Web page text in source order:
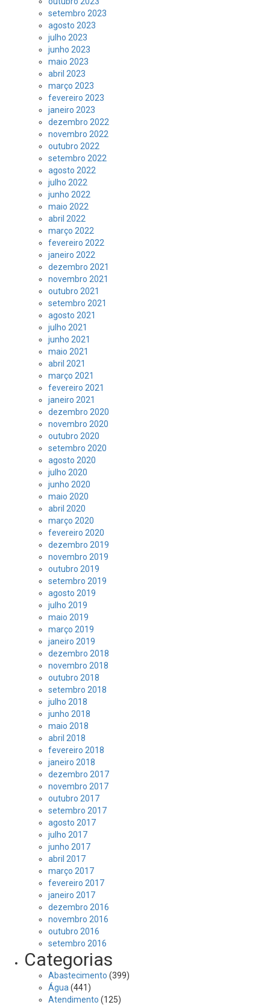
setembro 2023
agosto 2023
julho 2023
junho 2023
maio 2023
abril 2023
março 2023
fevereiro 2023
janeiro 2023
dezembro 2022
novembro 2022
outubro 2022
setembro 2022
agosto 2022
julho 2022
junho 2022
maio 2022
abril 2022
março 2022
fevereiro 2022
janeiro 2022
dezembro 2021
novembro 2021
outubro 2021
setembro 2021
agosto 2021
julho 2021
junho 2021
maio 2021
abril 2021
março 2021
fevereiro 2021
janeiro 2021
dezembro 2020
novembro 2020
outubro 2020
setembro 2020
agosto 2020
julho 2020
junho 2020
maio 2020
abril 2020
março 2020
fevereiro 2020
dezembro 2019
novembro 2019
outubro 2019
setembro 2019
agosto 2019
julho 2019
maio 2019
março 2019
janeiro 2019
dezembro 2018
novembro 2018
outubro 2018
setembro 2018
julho 2018
junho 2018
maio 2018
abril 2018
fevereiro 2018
janeiro 2018
dezembro 2017
novembro 2017
outubro 2017
setembro 2017
agosto 2017
julho 2017
junho 2017
abril 2017
março 2017
fevereiro 2017
janeiro 2017
dezembro 2016
novembro 2016
outubro 2016
setembro 2016
Categorias
Abastecimento (399)
Água (441)
Atendimento (125)